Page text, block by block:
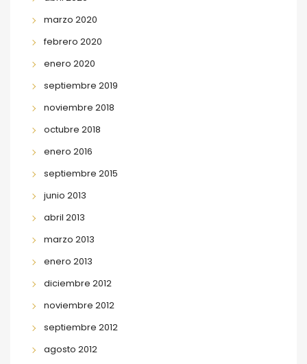
marzo 2020
febrero 2020
enero 2020
septiembre 2019
noviembre 2018
octubre 2018
enero 2016
septiembre 2015
junio 2013
abril 2013
marzo 2013
enero 2013
diciembre 2012
noviembre 2012
septiembre 2012
agosto 2012